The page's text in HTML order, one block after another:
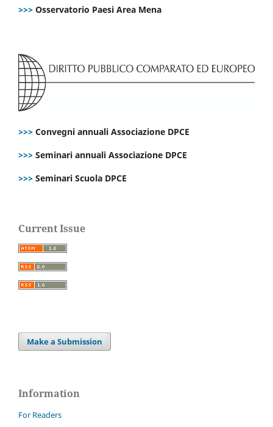
>>> Osservatorio Paesi Area Mena
>>> Convegni annuali Associazione DPCE
>>> Seminari annuali Associazione DPCE
>>> Seminari Scuola DPCE
Current Issue
Make a Submission
Information
For Readers